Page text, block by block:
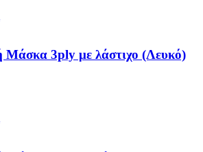
Μάσκα 3ply με λάστιχο (Λευκό)